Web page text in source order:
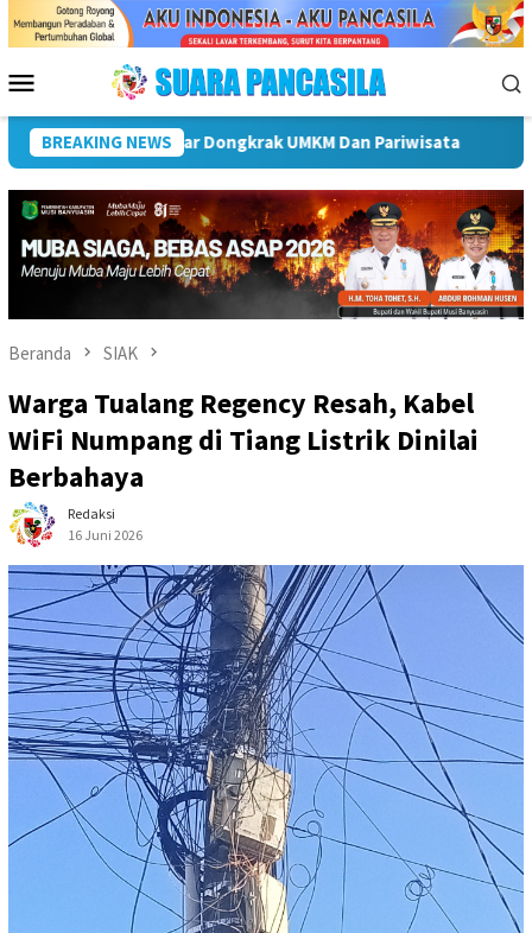
Menu
Mobile
BREAKING NEWS
Hendri Dukung Percepatan Penyaluran DAK Fisik Dan Dana
Beranda SIAK
Warga Tualang Regency Resah, Kabel
WiFi Numpang di Tiang Listrik Dinilai
Berbahaya
Redaksi
16 Juni 2026